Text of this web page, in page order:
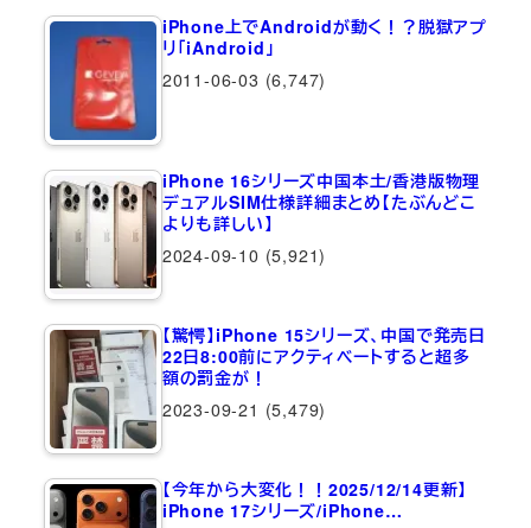
iPhone上でAndroidが動く！？脱獄アプ
リ「iAndroid」
2011-06-03 (6,747)
iPhone 16シリーズ中国本土/香港版物理
デュアルSIM仕様詳細まとめ【たぶんどこ
よりも詳しい】
2024-09-10 (5,921)
【驚愕】iPhone 15シリーズ、中国で発売日
22日8:00前にアクティベートすると超多
額の罰金が！
2023-09-21 (5,479)
【今年から大変化！！2025/12/14更新】
iPhone 17シリーズ/iPhone…